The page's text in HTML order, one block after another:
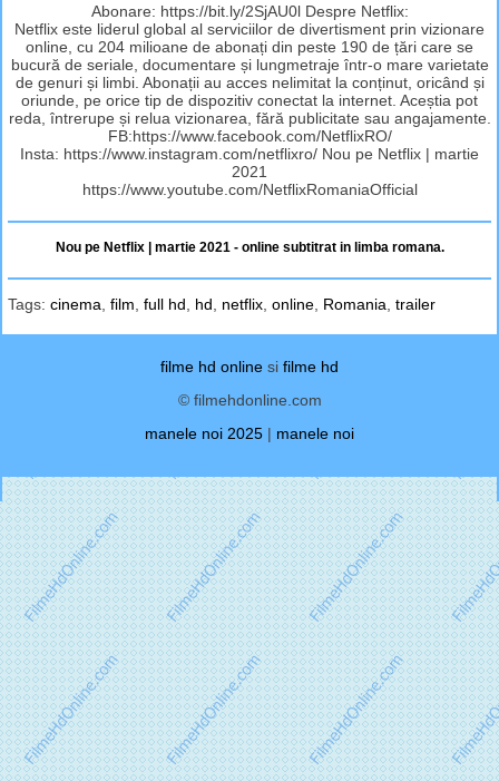
Abonare: https://bit.ly/2SjAU0l Despre Netflix:
Netflix este liderul global al serviciilor de divertisment prin vizionare
online, cu 204 milioane de abonați din peste 190 de țări care se
bucură de seriale, documentare și lungmetraje într-o mare varietate
de genuri și limbi. Abonații au acces nelimitat la conținut, oricând și
oriunde, pe orice tip de dispozitiv conectat la internet. Aceștia pot
reda, întrerupe și relua vizionarea, fără publicitate sau angajamente.
FB:https://www.facebook.com/NetflixRO/
Insta: https://www.instagram.com/netflixro/ Nou pe Netflix | martie
2021
https://www.youtube.com/NetflixRomaniaOfficial
Nou pe Netflix | martie 2021 - online subtitrat in limba romana.
Tags: cinema film full hd hd netflix online Romania trailer
filme hd online si filme hd
© filmehdonline.com
manele noi 2025 | manele noi